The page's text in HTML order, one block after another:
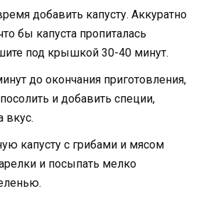
добавить капусту. Аккуратно
бы капуста пропиталась
под крышкой 30-40 минут.
до окончания приготовления,
и добавить специи,
вкус.
капусту с грибами и мясом
и посыпать мелко